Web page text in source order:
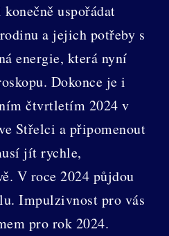
uspořádat
a jejich potřeby s
energie, která nyní
Dokonce je i
čtvrtletím 2024 v
Střelci a připomenout
jít rychle,
V roce 2024 půjdou
Impulzivnost pro vás
pro rok 2024.